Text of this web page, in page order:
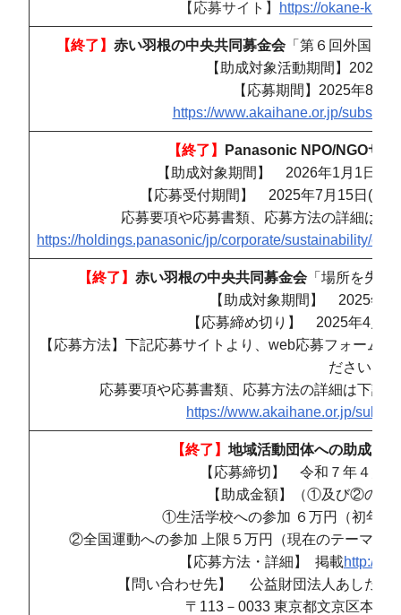
【応募サイト】 https://okane-
【終了】 赤い羽根の中央共同募金会 「第６回外国に
【助成対象活動期間】2025
【応募期間】2025年8月
https://www.akaihane.or.jp/
【終了】
Panasonic NPO/NGOサ
【助成対象期間】 2026年1月1日
【応募受付期間】 2025年7月15日(火
応募要項や応募書類、応募方法の詳細は下
https://holdings.panasonic/jp/corporate/sustainability/
【終了】 赤い羽根の中央共同募金会 「場所を失
【助成対象期間】 2025年4
【応募締め切り】 2025年4月7
【応募方法】下記応募サイトより、web応募フォーム
ださい。
応募要項や応募書類、応募方法の詳細は下記
https://www.akaihane.or.jp/
【終了】 地域活動団体への助成「
【応募締切】 令和７年４月
【助成金額】（①及び②の両
①生活学校への参加 ６万円（初年度
②全国運動への参加 上限５万円（現在のテーマは
【応募方法・詳細】 掲載http://
【問い合わせ先】 公益財団法人あしたの
〒113－0033 東京都文京区本郷